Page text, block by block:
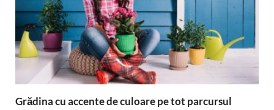
Grădina cu accente de culoare pe tot parcursul